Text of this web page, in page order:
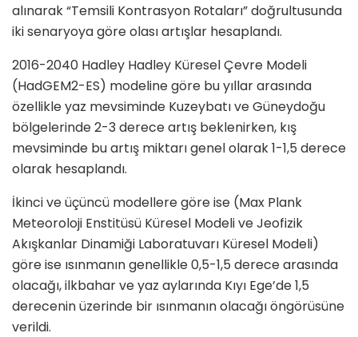
alınarak “Temsili Kontrasyon Rotaları” doğrultusunda
iki senaryoya göre olası artışlar hesaplandı.
2016-2040 Hadley Hadley Küresel Çevre Modeli
(HadGEM2-ES) modeline göre bu yıllar arasında
özellikle yaz mevsiminde Kuzeybatı ve Güneydoğu
bölgelerinde 2-3 derece artış beklenirken, kış
mevsiminde bu artış miktarı genel olarak 1-1,5 derece
olarak hesaplandı.
İkinci ve üçüncü modellere göre ise (Max Plank
Meteoroloji Enstitüsü Küresel Modeli ve Jeofizik
Akışkanlar Dinamiği Laboratuvarı Küresel Modeli)
göre ise ısınmanın genellikle 0,5-1,5 derece arasında
olacağı, ilkbahar ve yaz aylarında Kıyı Ege’de 1,5
derecenin üzerinde bir ısınmanın olacağı öngörüsüne
verildi.